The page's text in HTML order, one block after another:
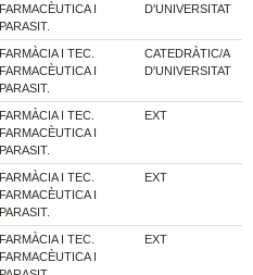
FARMACÈUTICA I
PARASIT.
D'UNIVERSITAT
FARMÀCIA I TEC.
FARMACÈUTICA I
PARASIT.
CATEDRÀTIC/A
D'UNIVERSITAT
FARMÀCIA I TEC.
FARMACÈUTICA I
PARASIT.
EXT
FARMÀCIA I TEC.
FARMACÈUTICA I
PARASIT.
EXT
FARMÀCIA I TEC.
FARMACÈUTICA I
EXT